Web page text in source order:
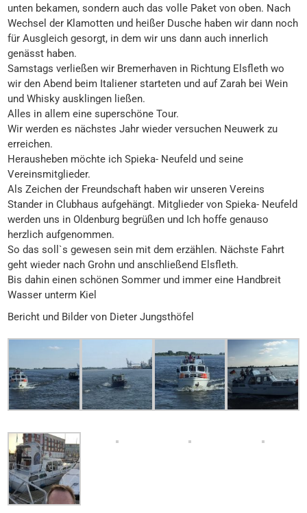
unten bekamen, sondern auch das volle Paket von oben. Nach
Wechsel der Klamotten und heißer Dusche haben wir dann noch
für Ausgleich gesorgt, in dem wir uns dann auch innerlich
genässt haben.
Samstags verließen wir Bremerhaven in Richtung Elsfleth wo
wir den Abend beim Italiener starteten und auf Zarah bei Wein
und Whisky ausklingen ließen.
Alles in allem eine superschöne Tour.
Wir werden es nächstes Jahr wieder versuchen Neuwerk zu
erreichen.
Herausheben möchte ich Spieka- Neufeld und seine
Vereinsmitglieder.
Als Zeichen der Freundschaft haben wir unseren Vereins
Stander in Clubhaus aufgehängt. Mitglieder von Spieka- Neufeld
werden uns in Oldenburg begrüßen und Ich hoffe genauso
herzlich aufgenommen.
So das soll`s gewesen sein mit dem erzählen. Nächste Fahrt
geht wieder nach Grohn und anschließend Elsfleth.
Bis dahin einen schönen Sommer und immer eine Handbreit
Wasser unterm Kiel
Bericht und Bilder von Dieter Jungsthöfel